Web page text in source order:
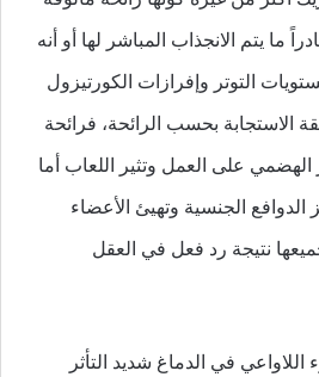
ما يتم الانجذاب المباشر لها أو أنه
التوتر وإفرازات الكورتيزول
الاستجابة بحسب الرائحة، فرائحة
الهضمي على العمل وتثير اللعاب أما
الجنسية وتهيئ الأعضاء
نتيجة رد فعل في العقل
في الدماغ شديد التأثر